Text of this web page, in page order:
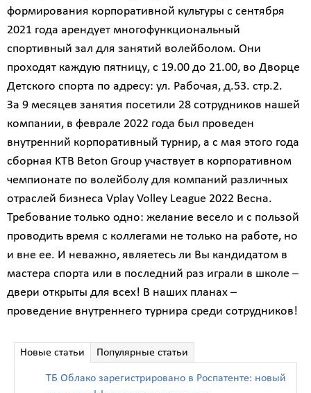
формирования корпоративной культуры с сентября
2021 года арендует многофункциональный
спортивный зал для занятий волейболом. Они
проходят каждую пятницу, с 19.00 до 21.00, во Дворце
Детского спорта по адресу: ул. Рабочая, д.53. стр.2.
За 9 месяцев занятия посетили 28 сотрудников нашей
компании, в феврале 2022 года был проведен
внутренний корпоративный турнир, а с мая этого года
сборная KTB Beton Group участвует в корпоративном
чемпионате по волейболу для компаний различных
отраслей бизнеса Vplay Volley League 2022 Весна.
Требование только одно: желание весело и с пользой
проводить время с коллегами не только на работе, но
и вне ее. И неважно, являетесь ли Вы кандидатом в
мастера спорта или в последний раз играли в школе –
двери открыты для всех! В наших планах –
проведение внутреннего турнира среди сотрудников!
Новые статьи Популярные статьи
ТБ Облако зарегистрировано в Роспатенте: новый